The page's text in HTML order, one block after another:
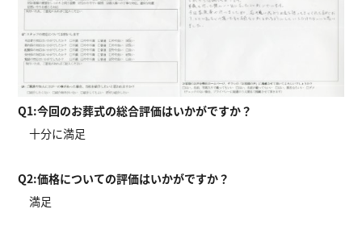
Q1:今回のお葬式の総合評価はいかがですか？
十分に満足
Q2:価格についての評価はいかがですか？
満足